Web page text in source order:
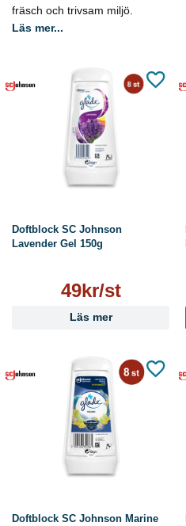
fräsch och trivsam miljö.
Läs mer...
Doftblock SC Johnson
Lavender Gel 150g
49kr/st
Läs mer
Doftblock SC Johnson Marine